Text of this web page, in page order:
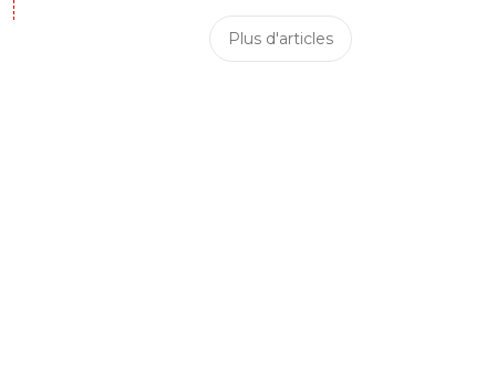
Plus d'articles